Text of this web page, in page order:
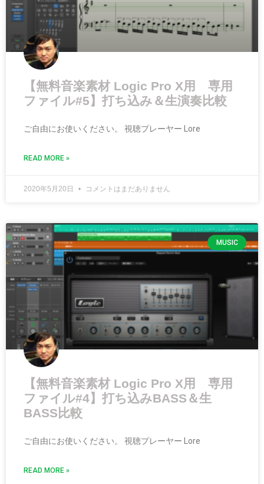
【無料音楽素材 Logic Pro X用 専用
ファイル#5】打ち込み＆生演奏比較
ご自由にお使いください。 視聴プレーヤー Lore
READ MORE »
2020年5月20日 コメントはまだありません
MUSIC
【無料音楽素材 Logic Pro X用 専用
ファイル#4】打ち込みBASS＆生
BASS比較
ご自由にお使いください。 視聴プレーヤー Lore
READ MORE »